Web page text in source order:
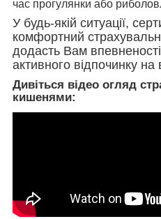
час прогулянки або
У будь-якій ситуації,
комфортний
додасть Вам
активного відпочинку на
Дивіться відео огляд
кишенями: